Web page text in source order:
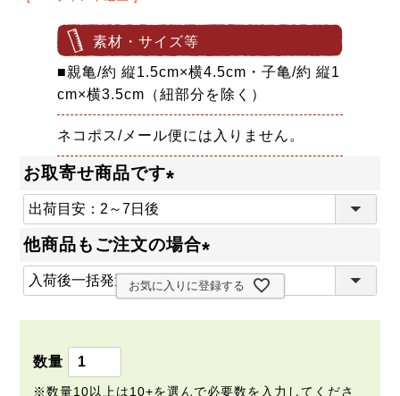
素材・サイズ等
■親亀/約 縦1.5cm×横4.5cm・子亀/約 縦1
cm×横3.5cm（紐部分を除く）
ネコポス/メール便には入りません。
お取寄せ商品です
必
)
他商品もご注文の場合
(
お気に入りに登録する